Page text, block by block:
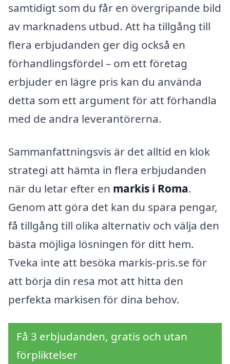
samtidigt som du får en övergripande bild
av marknadens utbud. Att ha tillgång till
flera erbjudanden ger dig också en
förhandlingsfördel – om ett företag
erbjuder en lägre pris kan du använda
detta som ett argument för att förhandla
med de andra leverantörerna.
Sammanfattningsvis är det alltid en klok
strategi att hämta in flera erbjudanden
när du letar efter en markis i Roma.
Genom att göra det kan du spara pengar,
få tillgång till olika alternativ och välja den
bästa möjliga lösningen för ditt hem.
Tveka inte att besöka markis-pris.se för
att börja din resa mot att hitta den
perfekta markisen för dina behov.
Få 3 erbjudanden, gratis och utan
förpliktelser